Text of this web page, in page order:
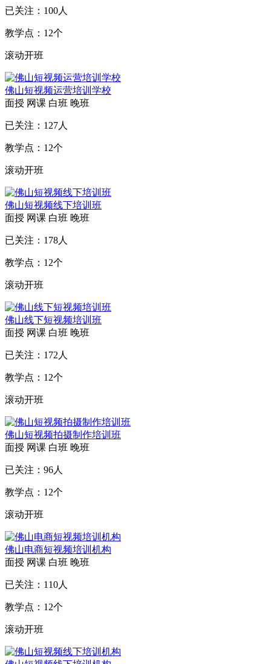
已关注： 100人
教学点： 12个
滚动开班
佛山短视频运营培训学校
面授 网课 白班 晚班
已关注： 127人
教学点： 12个
滚动开班
佛山短视频线下培训班
面授 网课 白班 晚班
已关注： 178人
教学点： 12个
滚动开班
佛山线下短视频培训班
面授 网课 白班 晚班
已关注： 172 人
教学点： 12个
滚动开班
佛山短视频拍摄制作培训班
面授 网课 白班 晚班
已关注： 96人
教学点： 12个
滚动开班
佛山电商短视频培训机构
面授 网课 白班 晚班
已关注： 110人
教学点： 12个
滚动开班